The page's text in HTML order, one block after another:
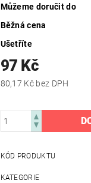
Můžeme doručit do
Běžná cena
Ušetříte
97 Kč
80,17 Kč bez DPH
KÓD PRODUKTU
KATEGORIE